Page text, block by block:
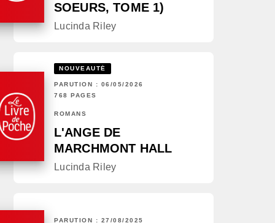
SOEURS, TOME 1)
Lucinda Riley
NOUVEAUTÉ
PARUTION : 06/05/2026
768 PAGES
ROMANS
L'ANGE DE
MARCHMONT HALL
Lucinda Riley
PARUTION : 27/08/2025